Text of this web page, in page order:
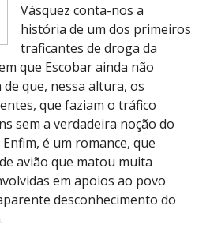
Vásquez conta-nos a
história de um dos primeiros
traficantes de droga da
que Escobar ainda não
que, nessa altura, os
que faziam o tráfico
sem a verdadeira noção do
é um romance, que
avião que matou muita
em apoios ao povo
desconhecimento do